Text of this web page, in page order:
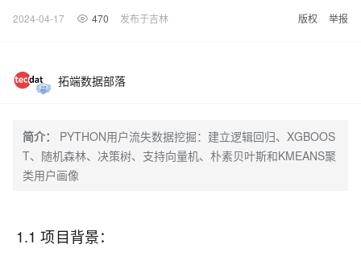
2024-04-17 470 发布于吉林 版权 举报
拓端数据部落
简介：
PYTHON用户流失数据挖掘：建立逻辑回归、XGBOOS
T、随机森林、决策树、支持向量机、朴素贝叶斯和KMEANS聚
类用户画像
1.1 项目背景：